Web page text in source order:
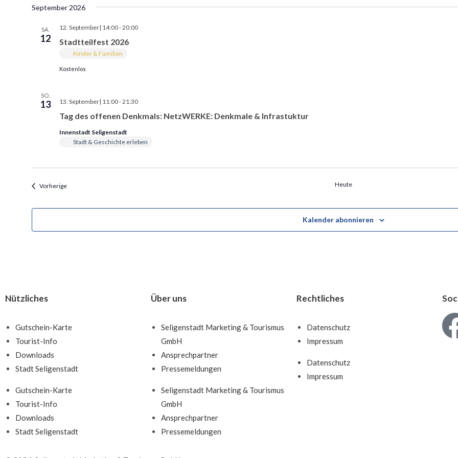
a
September 2026
SA.
12 Stadtteilfest 2026
12. September| 14:00-20:00
Kinder & Familien
Kostenlos
SO.
13
Tag des offenen Denkmals: NetzWERKE: Denkmale & Infrastuktur
13. September| 11:00-21:30
Innenstadt Seligenstadt
Stadt & Geschichte erleben
VorherigeVeranstaltungen Heute
Kalender abonnieren
Nützliches
Gutschein-Karte
Tourist-Info
Downloads
Stadt Seligenstadt
Gutschein-Karte
Tourist-Info
Downloads
Stadt Seligenstadt
Über uns
Seligenstadt Marketing & Tourismus
GmbH
Ansprechpartner
Pressemeldungen
Seligenstadt Marketing & Tourismus
GmbH
Ansprechpartner
Pressemeldungen
Rechtliches
Datenschutz
Impressum
Datenschutz
Impressum